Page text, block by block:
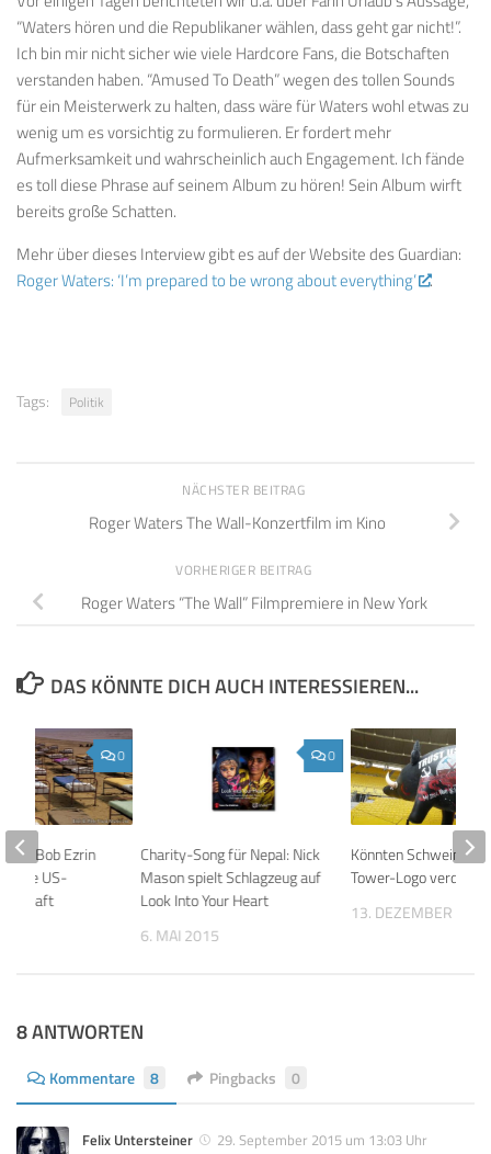
“Waters hören und die Republikaner wählen, dass geht gar nicht!”.
Ich bin mir nicht sicher wie viele Hardcore Fans, die Botschaften
verstanden haben. “Amused To Death” wegen des tollen Sounds
für ein Meisterwerk zu halten, dass wäre für Waters wohl etwas zu
wenig um es vorsichtig zu formulieren. Er fordert mehr
Aufmerksamkeit und wahrscheinlich auch Engagement. Ich fände
es toll diese Phrase auf seinem Album zu hören! Sein Album wirft
bereits große Schatten.
Mehr über dieses Interview gibt es auf der Website des Guardian:
Roger Waters: ‘I’m prepared to be wrong about everything’
.
Tags: Politik
NÄCHSTER BEITRAG
Roger Waters The Wall-Konzertfilm im Kino
VORHERIGER BEITRAG
Roger Waters “The Wall” Filmpremiere in New York
DAS KÖNNTE DICH AUCH INTERESSIEREN...
0
Charity-Song für Nepal: Nick
Mason spielt Schlagzeug auf
Look Into Your Heart
6. MAI 2015
Könnten Schweine
Tower-Logo
13. DEZEMBER 2016
0
Bob Ezrin
die US-
8 ANTWORTEN
Kommentare 8 Pingbacks 0
Felix Untersteiner
29. September 2015 um 13:03 Uhr